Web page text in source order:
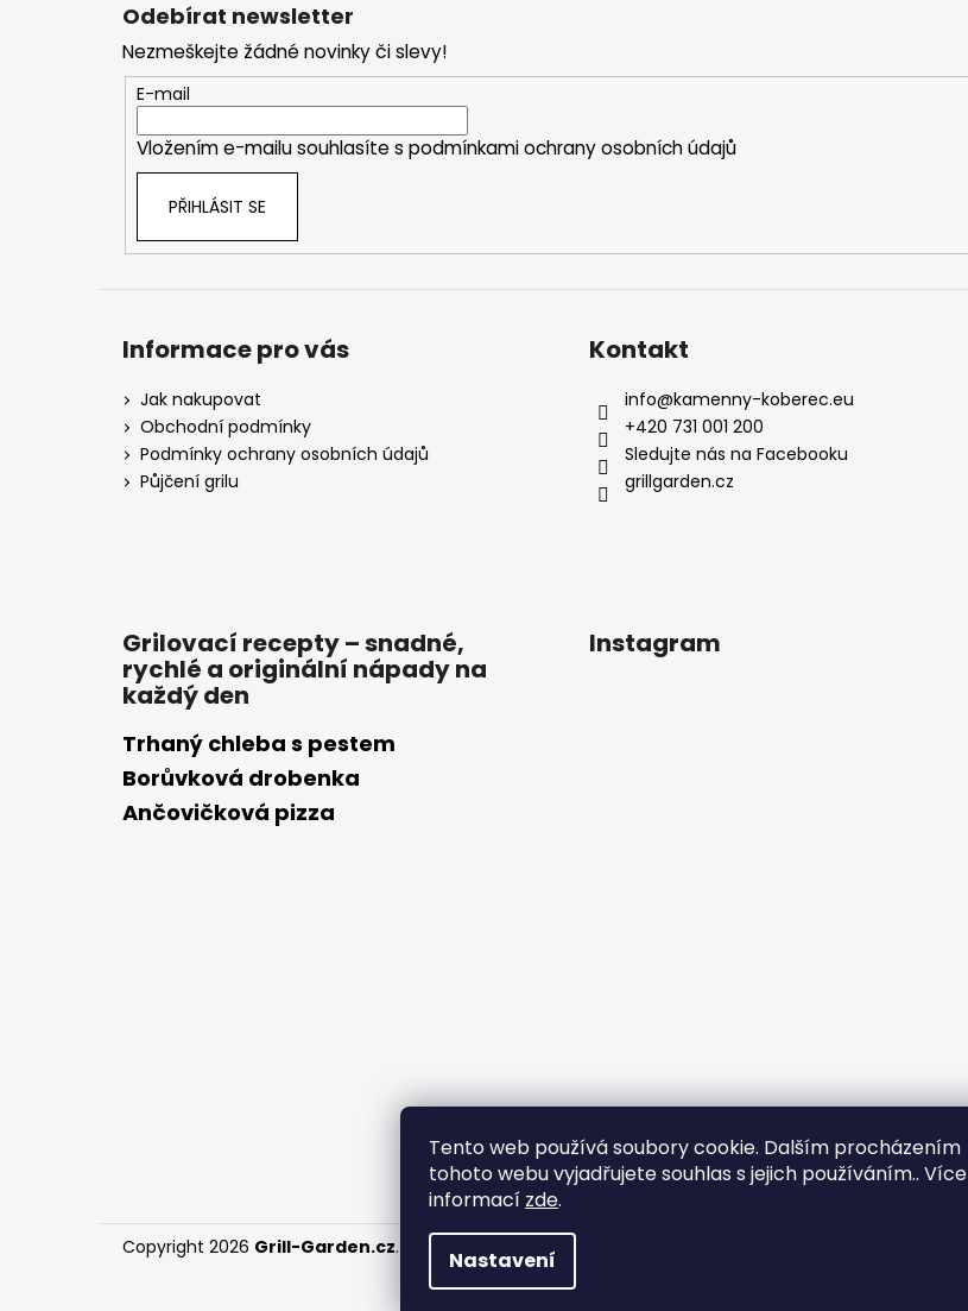
Tento web používá soubory cookie. Dalším procházením
tohoto webu vyjadřujete souhlas s jejich používáním.. Více
informací zde.
Nastavení
Odebírat newsletter
Nezmeškejte žádné novinky či slevy!
E-mail
Vložením e-mailu souhlasíte s podmínkami ochrany osobních údajů
PŘIHLÁSIT SE
Informace pro vás
Jak nakupovat
Obchodní podmínky
Podmínky ochrany osobních údajů
Půjčení grilu
Kontakt
info@kamenny-koberec.eu
+420 731 001 200
Sledujte nás na Facebooku
grillgarden.cz
Grilovací recepty – snadné,
rychlé a originální nápady na
každý den
Trhaný chleba s pestem
Borůvková drobenka
Ančovičková pizza
Instagram
Sledovat na Instagramu
Copyright 2026 Grill-Garden.cz. Všechna práva vyhrazena.